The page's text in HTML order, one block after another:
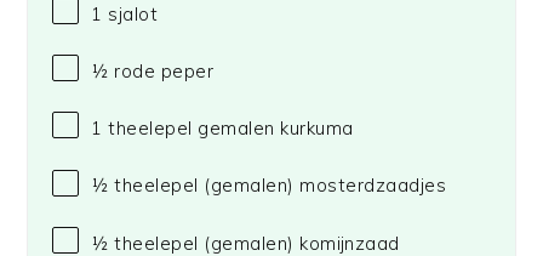
1 sjalot
½ rode peper
1 theelepel gemalen kurkuma
½ theelepel (gemalen) mosterdzaadjes
½ theelepel (gemalen) komijnzaad